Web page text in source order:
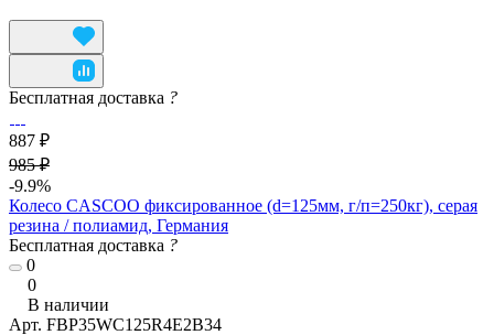
Бесплатная доставка ?
887 ₽
985 ₽
-9.9%
Колесо CASCOO фиксированное (d=125мм, г/п=250кг), серая
резина / полиамид, Германия
Бесплатная доставка ?
0
0
В наличии
Арт. FBP35WC125R4E2B34